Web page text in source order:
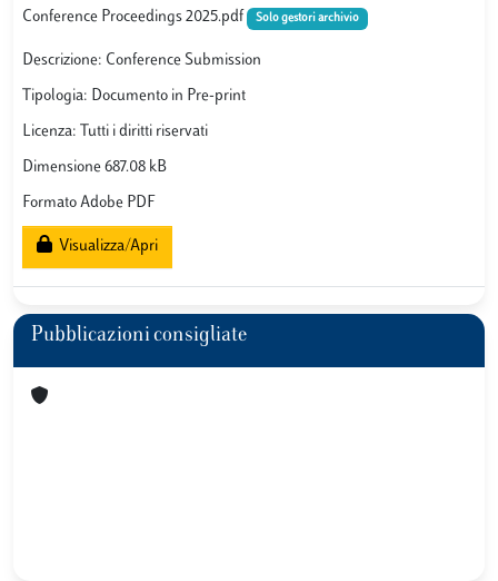
Conference Proceedings 2025.pdf
Solo gestori archivio
Descrizione: Conference Submission
Tipologia: Documento in Pre-print
Licenza: Tutti i diritti riservati
Dimensione 687.08 kB
Formato Adobe PDF
Visualizza/Apri
Pubblicazioni consigliate